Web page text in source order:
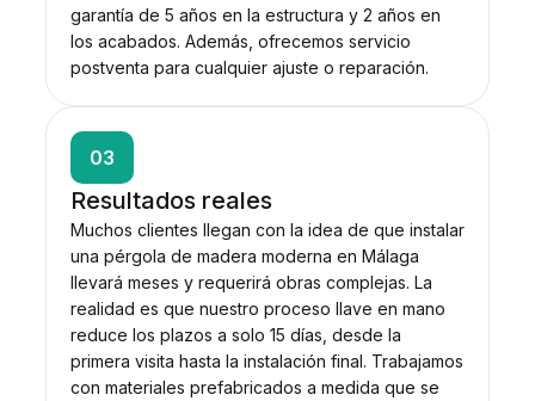
garantía de 5 años en la estructura y 2 años en
los acabados. Además, ofrecemos servicio
postventa para cualquier ajuste o reparación.
03
Resultados reales
Muchos clientes llegan con la idea de que instalar
una pérgola de madera moderna en Málaga
llevará meses y requerirá obras complejas. La
realidad es que nuestro proceso llave en mano
reduce los plazos a solo 15 días, desde la
primera visita hasta la instalación final. Trabajamos
con materiales prefabricados a medida que se